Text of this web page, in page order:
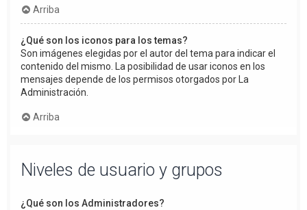
Arriba
¿Qué son los iconos para los temas?
Son imágenes elegidas por el autor del tema para indicar el
contenido del mismo. La posibilidad de usar iconos en los
mensajes depende de los permisos otorgados por La
Administración.
Arriba
Niveles de usuario y grupos
¿Qué son los Administradores?